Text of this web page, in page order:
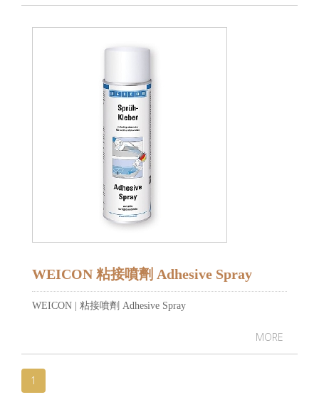
WEICON 粘接噴劑 Adhesive Spray
WEICON | 粘接噴劑 Adhesive Spray
MORE
1